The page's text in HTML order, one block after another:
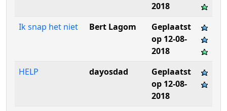
2018
Ik snap het niet
Bert Lagom
Geplaatst
op 12-08-
2018
HELP
dayosdad
Geplaatst
op 12-08-
2018